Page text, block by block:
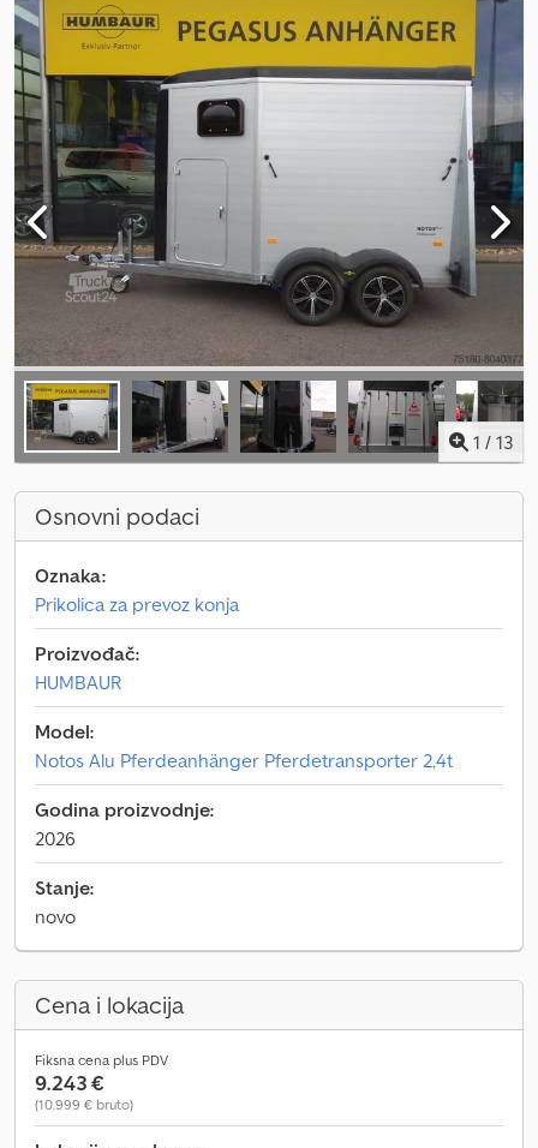
1 / 13
Osnovni podaci
Oznaka:
Prikolica za prevoz konja
Proizvođač:
HUMBAUR
Model:
Notos Alu Pferdeanhänger Pferdetransporter 2,4t
Godina proizvodnje:
2026
Stanje:
novo
Cena i lokacija
Fiksna cena plus PDV
9.243 €
(10.999 € bruto)